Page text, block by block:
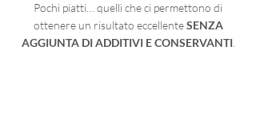
Pochi piatti… quelli che ci permettono di
ottenere un risultato eccellenteSENZA
AGGIUNTA DI ADDITIVI E CONSERVANTI.